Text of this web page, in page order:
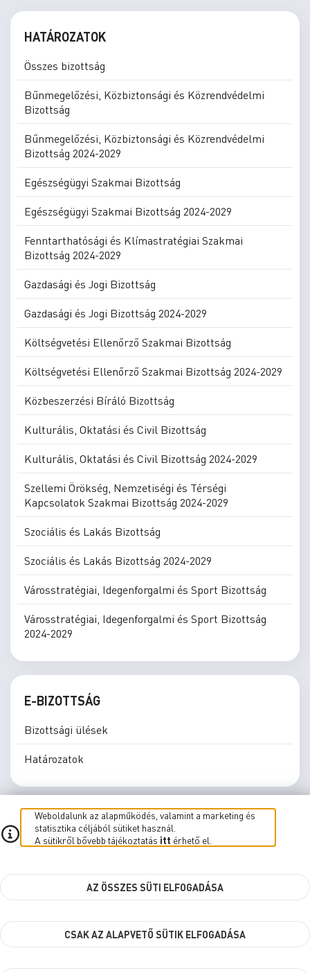
HATÁROZATOK
Összes bizottság
Bűnmegelőzési, Közbiztonsági és Közrendvédelmi
Bizottság
Bűnmegelőzési, Közbiztonsági és Közrendvédelmi
Bizottság 2024-2029
Egészségügyi Szakmai Bizottság
Egészségügyi Szakmai Bizottság 2024-2029
Fenntarthatósági és Klímastratégiai Szakmai
Bizottság 2024-2029
Gazdasági és Jogi Bizottság
Gazdasági és Jogi Bizottság 2024-2029
Költségvetési Ellenőrző Szakmai Bizottság
Költségvetési Ellenőrző Szakmai Bizottság 2024-2029
Közbeszerzési Bíráló Bizottság
Kulturális, Oktatási és Civil Bizottság
Kulturális, Oktatási és Civil Bizottság 2024-2029
Szellemi Örökség, Nemzetiségi és Térségi
Kapcsolatok Szakmai Bizottság 2024-2029
Szociális és Lakás Bizottság
Szociális és Lakás Bizottság 2024-2029
Városstratégiai, Idegenforgalmi és Sport Bizottság
Városstratégiai, Idegenforgalmi és Sport Bizottság
2024-2029
E-BIZOTTSÁG
Bizottsági ülések
Határozatok
E-közgyűlés E-Bizottság Élő közvetítés
kbr.szombathely.hu
Weboldalunk az alapműködés, valamint a marketing és
statisztika céljából sütiket használ.
A sütikről bővebb tájékoztatás itt érhető el.
AZ ÖSSZES SÜTI ELFOGADÁSA
CSAK AZ ALAPVETŐ SÜTIK ELFOGADÁSA